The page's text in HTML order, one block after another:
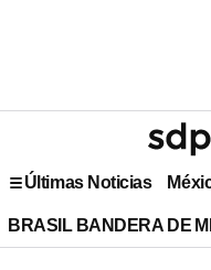
Últimas Noticias
BRASIL BANDERA DE